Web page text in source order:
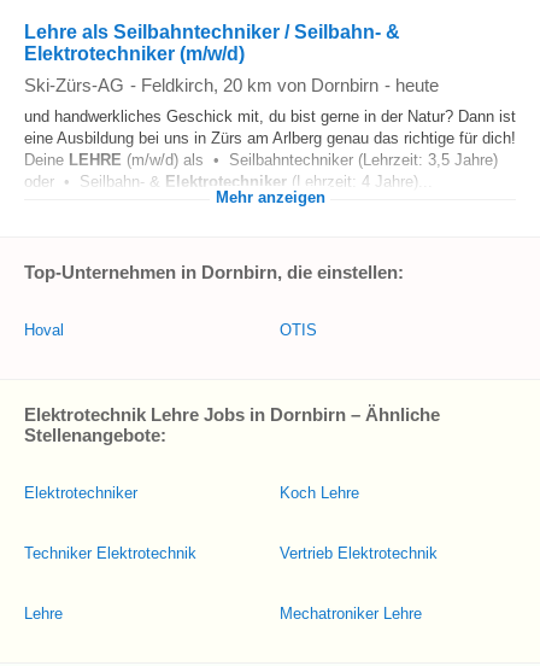
Lehre als Seilbahntechniker / Seilbahn- &
Elektrotechniker (m/w/d)
Ski-Zürs-AG - Feldkirch, 20 km von Dornbirn - heute
und handwerkliches Geschick mit, du bist gerne in der Natur? Dann ist
eine Ausbildung bei uns in Zürs am Arlberg genau das richtige für dich!
Deine LEHRE (m/w/d) als • Seilbahntechniker (Lehrzeit: 3,5 Jahre)
oder • Seilbahn- & Elektrotechniker (Lehrzeit: 4 Jahre)...
Mehr anzeigen
Top-Unternehmen in Dornbirn, die einstellen:
Hoval OTIS
Elektrotechnik Lehre Jobs in Dornbirn – Ähnliche
Stellenangebote:
Elektrotechniker
Techniker Elektrotechnik
Lehre
Koch Lehre
Vertrieb Elektrotechnik
Mechatroniker Lehre